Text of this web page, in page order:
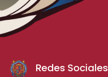
Redes Sociales